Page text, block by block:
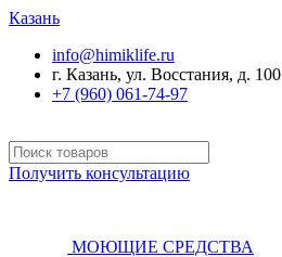
Казань
info@himiklife.ru
г. Казань, ул. Восстания, д. 100
+7 (960) 061-74-97
Получить консультацию
МОЮЩИЕ СРЕДСТВА